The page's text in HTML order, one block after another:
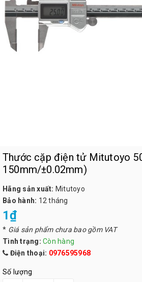
Thước cặp điện tử Mitutoyo
150mm/±0.02mm)
Hãng sản xuất: Mitutoyo
Bảo hành: 12 tháng
1₫
* Giá sản phẩm chưa bao gồm VAT
Tình trạng: Còn hàng
Điện thoại: 0976595968
Số lượng